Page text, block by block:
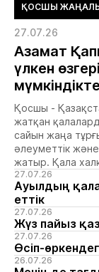
27.07.26
Ауылдың қала
еттік
27.07.26
Жүз пайыз
27.07.26
Өсіп-
26.07.26
ҚОСШЫ
27.07.26
Азамат
үлкен
Қосшы -
жатқан
сайын жаңа
әлеуметтік және
жатыр. Қала